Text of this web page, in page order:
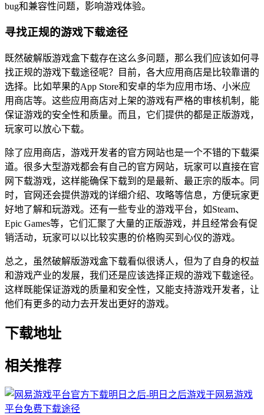
bug和兼容性问题，影响游戏体验。
寻找正规的游戏下载途径
既然破解版游戏盒下载存在这么多问题，那么我们应该如何寻
找正规的游戏下载途径呢？目前，各大应用商店是比较靠谱的
选择。比如苹果的App Store和安卓的华为应用市场、小米应
用商店等。这些应用商店对上架的游戏有严格的审核机制，能
保证游戏的安全性和质量。而且，它们提供的都是正版游戏，
玩家可以放心下载。
除了应用商店，游戏开发者的官方网站也是一个不错的下载渠
道。很多大型游戏都会有自己的官方网站，玩家可以直接在官
网下载游戏，这样能确保下载到的是最新、最正宗的版本。同
时，官网还会提供游戏的详细介绍、攻略等信息，方便玩家更
好地了解和玩游戏。还有一些专业的游戏平台，如Steam、
Epic Games等，它们汇聚了大量的正版游戏，并且经常会有促
销活动，玩家可以以比较实惠的价格购买到心仪的游戏。
总之，虽然破解版游戏盒下载看似很诱人，但为了自身的权益
和游戏产业的发展，我们还是应该选择正规的游戏下载途径。
这样既能保证游戏的质量和安全性，又能支持游戏开发者，让
他们有更多的动力去开发出更好的游戏。
下载地址
相关推荐